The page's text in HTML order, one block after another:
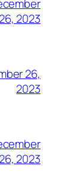
26, 2023
26,
2023
26, 2023